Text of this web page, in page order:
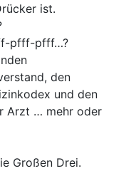
ist.
pfff-pfff…?
den
und den
Arzt … mehr oder
Großen Drei.